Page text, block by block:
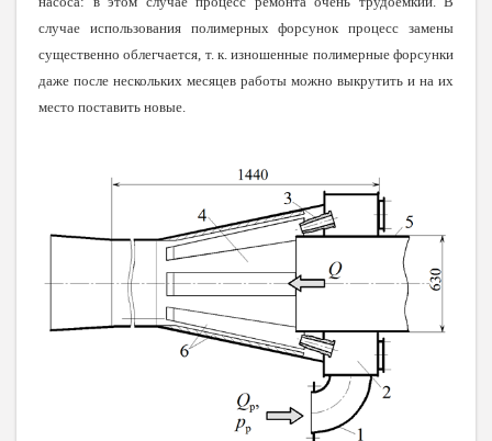
случае использования полимерных форсунок процесс замены
существенно облегчается, т. к. изношенные полимерные форсунки
даже после нескольких месяцев работы можно выкрутить и на их
место поставить новые.